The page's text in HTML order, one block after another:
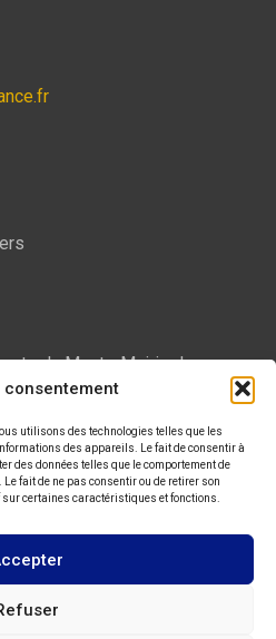
consentement
utilisons des technologies telles que les
des appareils. Le fait de consentir à
des données telles que le comportement de
fait de ne pas consentir ou de retirer son
certaines caractéristiques et fonctions.
du Mont - Mairie de
63000 Clermont-Ferrand
URAL FRANCE